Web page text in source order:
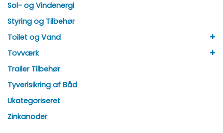
Sol- og Vindenergi
Styring og Tilbehør
Toilet og Vand
+
Tovværk +
Trailer Tilbehør
Tyverisikring af Båd
Ukategoriseret
Zinkanoder